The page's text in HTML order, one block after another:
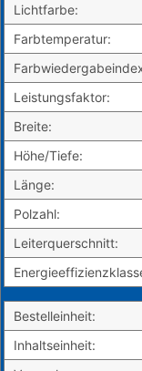
Lichtfarbe:
Farbtemperatur:
Leistungsfaktor:
Breite:
Höhe/Tiefe:
Länge:
Polzahl:
Leiterquerschnitt:
Bestelleinheit:
Inhaltseinheit: